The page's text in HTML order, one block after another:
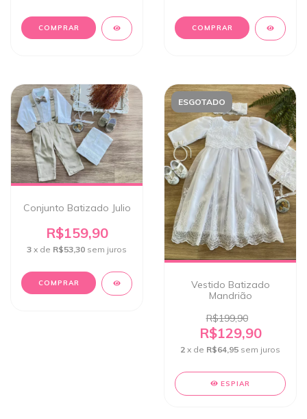
COMPRAR COMPRAR
Conjunto Batizado Julio
R$159,90
3 x de R$53,30 sem juros
COMPRAR
ESGOTADO
Vestido Batizado
Mandrião
R$199,90
R$129,90
2 x de R$64,95 sem juros
ESPIAR